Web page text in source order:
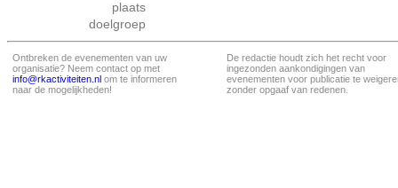
plaats
doelgroep
Ontbreken de evenementen van uw
organisatie? Neem contact op met
info@rkactiviteiten.nl om te informeren
naar de mogelijkheden!
De redactie houdt zich het recht voor
ingezonden aankondigingen van
evenementen voor publicatie te
zonder opgaaf van redenen.